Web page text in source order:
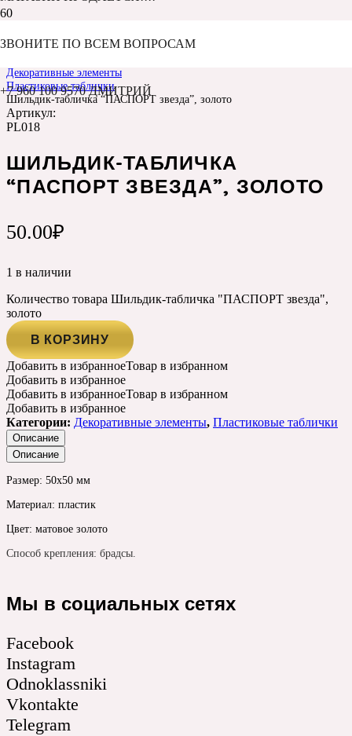
ЗВОНИТЕ ПО ВСЕМ ВОПРОСАМ
+7 960 100 9570 ДМИТРИЙ
Главная
Декоративные элементы
Пластиковые таблички
Шильдик-табличка “ПАСПОРТ звезда”, золото
Артикул:
PL018
ШИЛЬДИК-ТАБЛИЧКА
“ПАСПОРТ ЗВЕЗДА”, ЗОЛОТО
50.00₽
1 в наличии
Количество товара Шильдик-табличка "ПАСПОРТ звезда",
золото
В КОРЗИНУ
Добавить в избранноеТовар в избранном
Добавить в избранное
Добавить в избранноеТовар в избранном
Добавить в избранное
Категории: Декоративные элементы, Пластиковые таблички
Описание
Описание
Размер: 50х50 мм
Материал: пластик
Цвет: матовое золото
Способ крепления: брадсы.
Мы в социальных сетях
Facebook
Instagram
Odnoklassniki
Vkontakte
Telegram